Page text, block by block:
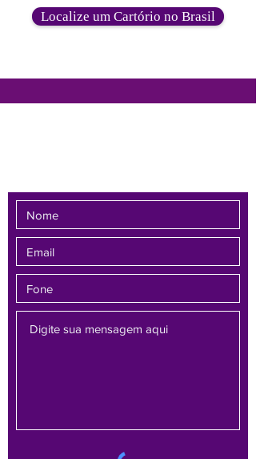
Localize um Cartório no Brasil